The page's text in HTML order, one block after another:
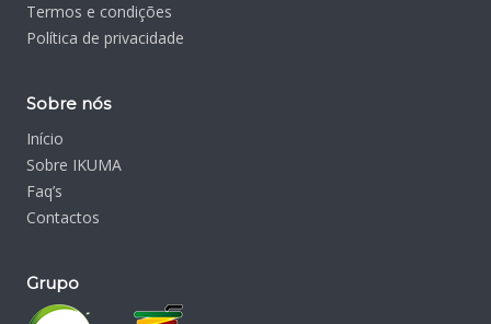
Termos e condições
Política de privacidade
Sobre nós
Início
Sobre IKUMA
Faq’s
Contactos
Grupo